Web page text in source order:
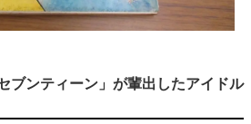
ブンティーン」が輩出したアイドル